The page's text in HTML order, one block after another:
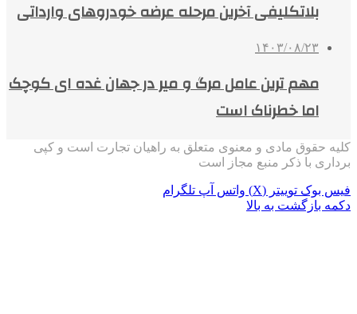
بلاتکلیفی آخرین مرحله عرضه خودروهای وارداتی
۱۴۰۳/۰۸/۲۳
مهم ترین عامل مرگ و میر در جهان غده ای کوچک
اما خطرناک است
کلیه حقوق مادی و معنوی متعلق به راهیان تجارت است و کپی
برداری با ذکر منبع مجاز است
فیس بوک توییتر (X) واتس آپ تلگرام
دکمه بازگشت به بالا